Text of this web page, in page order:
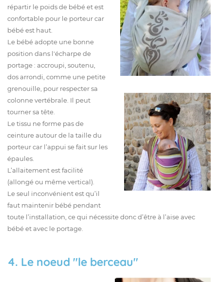
répartir le poids de bébé et est
confortable pour le porteur car
bébé est haut.
Le bébé adopte une bonne
position dans l'écharpe de
portage : accroupi, soutenu,
dos arrondi, comme une petite
grenouille, pour respecter sa
colonne vertébrale. Il peut
tourner sa tête.
Le tissu ne forme pas de
ceinture autour de la taille du
porteur car l’appui se fait sur les
épaules.
L’allaitement est facilité
(allongé ou même vertical).
Le seul inconvénient est qu’il
faut maintenir bébé pendant
toute l’installation, ce qui nécessite donc d’être à l’aise avec
bébé et avec le portage.
4. Le noeud "le berceau"